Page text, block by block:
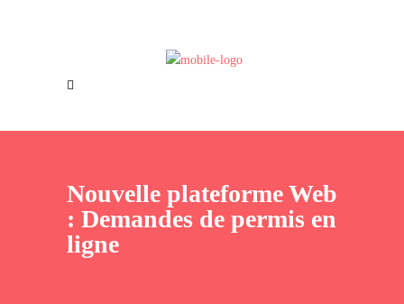
Offres d’emploi
Nouvelle plateforme Web
: Demandes de permis en
ligne